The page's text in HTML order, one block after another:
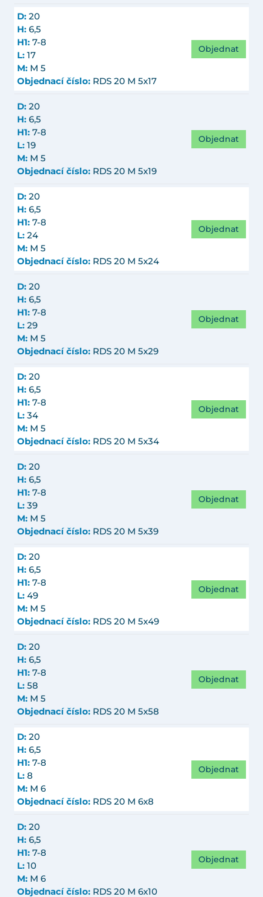
D: 20
H: 6,5
H1: 7-8
L: 17
M: M 5
Objednací číslo: RDS 20 M 5x17
Objednat
D: 20
H: 6,5
H1: 7-8
L: 19
M: M 5
Objednací číslo: RDS 20 M 5x19
Objednat
D: 20
H: 6,5
H1: 7-8
L: 24
M: M 5
Objednací číslo: RDS 20 M 5x24
Objednat
D: 20
H: 6,5
H1: 7-8
L: 29
M: M 5
Objednací číslo: RDS 20 M 5x29
Objednat
D: 20
H: 6,5
H1: 7-8
L: 34
M: M 5
Objednací číslo: RDS 20 M 5x34
Objednat
D: 20
H: 6,5
H1: 7-8
L: 39
M: M 5
Objednací číslo: RDS 20 M 5x39
Objednat
D: 20
H: 6,5
H1: 7-8
L: 49
M: M 5
Objednací číslo: RDS 20 M 5x49
Objednat
D: 20
H: 6,5
H1: 7-8
L: 58
M: M 5
Objednací číslo: RDS 20 M 5x58
Objednat
D: 20
H: 6,5
H1: 7-8
L: 8
M: M 6
Objednací číslo: RDS 20 M 6x8
Objednat
D: 20
H: 6,5
H1: 7-8
L: 10
M: M 6
Objednací číslo: RDS 20 M 6x10
Objednat